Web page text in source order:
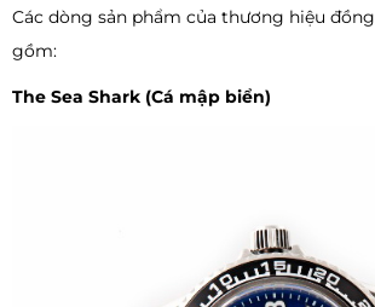
Các dòng sản phẩm của thương hiệu
gồm:
The Sea Shark (Cá mập biển)